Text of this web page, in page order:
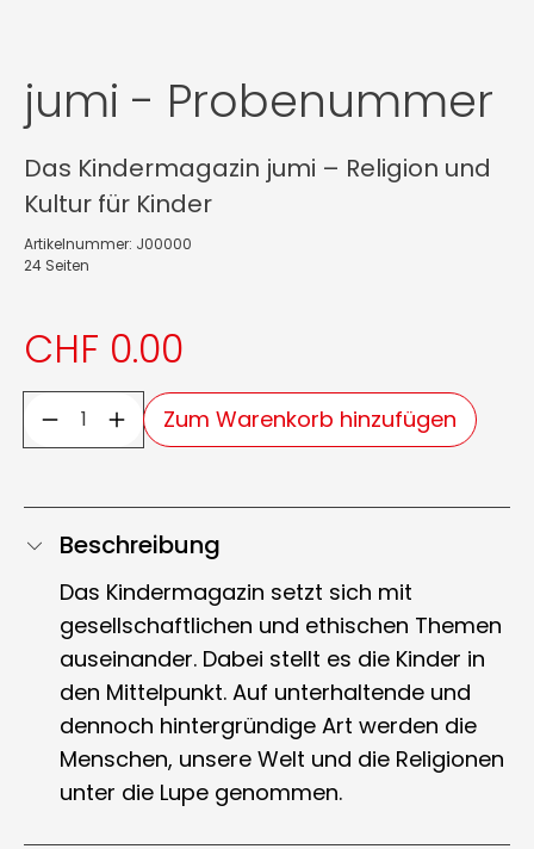
jumi - Probenummer
Das Kindermagazin jumi – Religion und
Kultur für Kinder
Artikelnummer: J00000
24 Seiten
CHF 0.00
Zum Warenkorb hinzufügen
Beschreibung
Das Kindermagazin setzt sich mit
gesellschaftlichen und ethischen Themen
auseinander. Dabei stellt es die Kinder in
den Mittelpunkt. Auf unterhaltende und
dennoch hintergründige Art werden die
Menschen, unsere Welt und die Religionen
unter die Lupe genommen.